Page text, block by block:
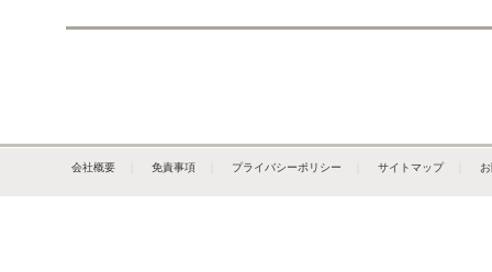
会社概要 免責事項 プライバシーポリシー サイトマップ｜